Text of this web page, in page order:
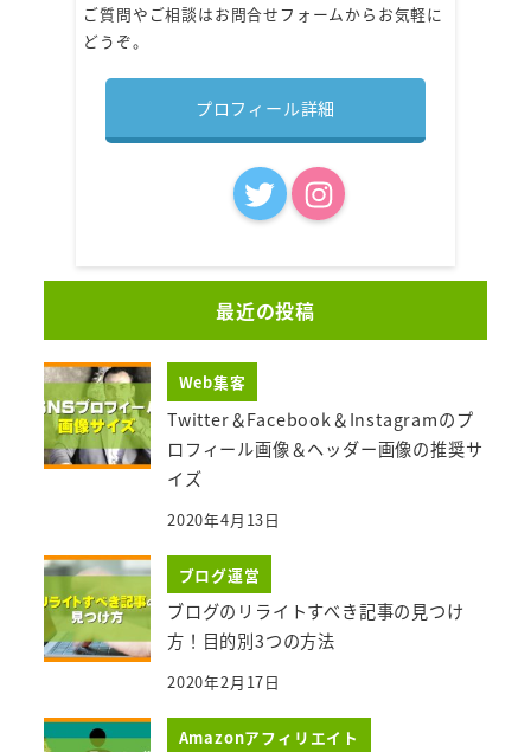
ご質問やご相談はお問合せフォームからお気軽に
どうぞ。
プロフィール詳細
最近の投稿
Web集客
Twitter＆Facebook＆Instagramのプ
ロフィール画像＆ヘッダー画像の推奨サ
イズ
2020年4月13日
ブログ運営
ブログのリライトすべき記事の見つけ
方！目的別3つの方法
2020年2月17日
Amazonアフィリエイト